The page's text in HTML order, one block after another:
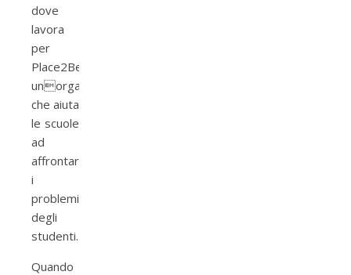
dove
lavora
per
Place2Be
unorganizzazione
che aiuta
le scuole
ad
affrontare
i
problemi
degli
studenti.
Quando